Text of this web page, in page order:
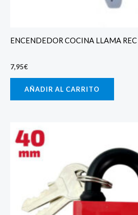
ENCENDEDOR COCINA LLAMA REC
7,95€
AÑADIR AL CARRITO